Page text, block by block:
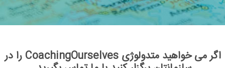
اگر می خواهید متدولوژی CoachingOurselves را در